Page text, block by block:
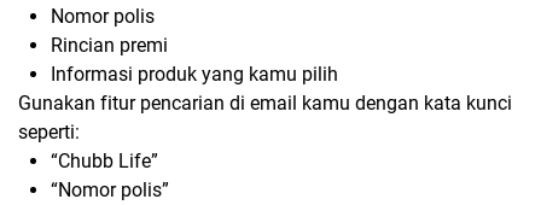
Nomor polis
Rincian premi
Informasi produk yang kamu pilih
Gunakan fitur pencarian di email kamu dengan kata kunci
seperti:
“Chubb Life”
“Nomor polis”